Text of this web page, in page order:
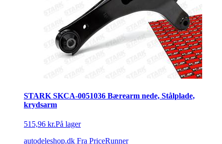
STARK SKCA-0051036 Bærearm nede, Stålplade,
krydsarm
515,96 kr.På lager
autodeleshop.dk Fra PriceRunner